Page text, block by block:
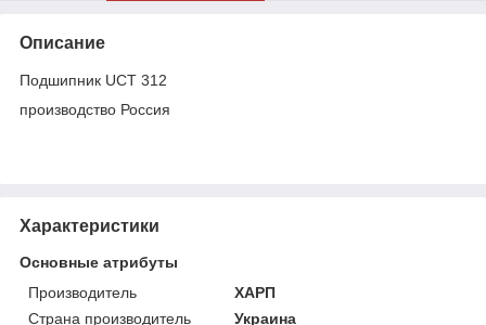
Описание
Подшипник UCТ 312
производство Россия
Характеристики
Основные атрибуты
Производитель
ХАРП
Страна производитель
Украина